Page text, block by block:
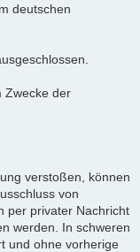
deutschen
Zwecke der
verstoßen, können
von
per privater Nachricht
werden. In schweren
und ohne vorherige